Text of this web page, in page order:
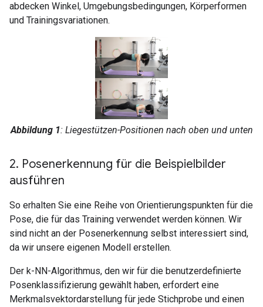
abdecken Winkel, Umgebungsbedingungen, Körperformen
und Trainingsvariationen.
Abbildung 1: Liegestützen-Positionen nach oben und unten
2. Posenerkennung für die Beispielbilder
ausführen
So erhalten Sie eine Reihe von Orientierungspunkten für die
Pose, die für das Training verwendet werden können. Wir
sind nicht an der Posenerkennung selbst interessiert sind,
da wir unsere eigenen Modell erstellen.
Der k-NN-Algorithmus, den wir für die benutzerdefinierte
Posenklassifizierung gewählt haben, erfordert eine
Merkmalsvektordarstellung für jede Stichprobe und einen